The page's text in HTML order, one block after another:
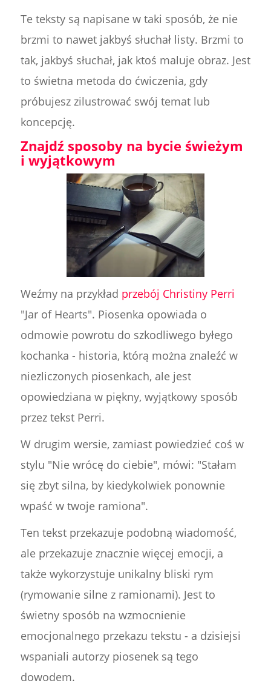
Te teksty są napisane w taki sposób, że nie
brzmi to nawet jakbyś słuchał listy. Brzmi to
tak, jakbyś słuchał, jak ktoś maluje obraz. Jest
to świetna metoda do ćwiczenia, gdy
próbujesz zilustrować swój temat lub
koncepcję.
Znajdź sposoby na bycie świeżym
i wyjątkowym
Weźmy na przykład przebój Christiny Perri
"Jar of Hearts". Piosenka opowiada o
odmowie powrotu do szkodliwego byłego
kochanka - historia, którą można znaleźć w
niezliczonych piosenkach, ale jest
opowiedziana w piękny, wyjątkowy sposób
przez tekst Perri.
W drugim wersie, zamiast powiedzieć coś w
stylu "Nie wrócę do ciebie", mówi: "Stałam
się zbyt silna, by kiedykolwiek ponownie
wpaść w twoje ramiona".
Ten tekst przekazuje podobną wiadomość,
ale przekazuje znacznie więcej emocji, a
także wykorzystuje unikalny bliski rym
(rymowanie silne z ramionami). Jest to
świetny sposób na wzmocnienie
emocjonalnego przekazu tekstu - a dzisiejsi
wspaniali autorzy piosenek są tego
dowodem.